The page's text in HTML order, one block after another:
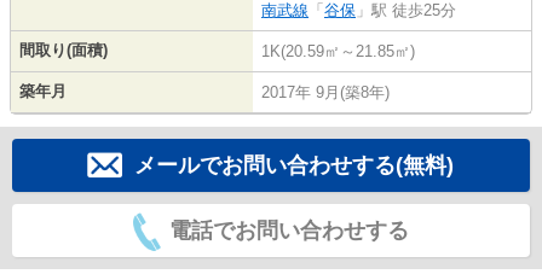
南武線 「 谷保 」駅 徒歩25分
間取り(面積) 1K(20.59㎡～21.85㎡)
築年月 2017年 9月(築8年)
メールでお問い合わせする(無料)
電話でお問い合わせする